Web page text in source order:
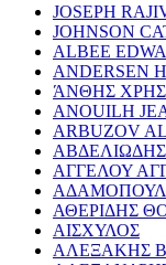
JOSEPH
JOHNSON
ALBEE
ANDERSEN
ΆΝΘΗΣ
ANOUILH
ARBUZOV
ΑΓΓΕΛΟΥ
ΑΘΕΡΙΔΗΣ
ΑΙΣΧΥΛΟΣ
ΑΛΕΞΑΚΗΣ